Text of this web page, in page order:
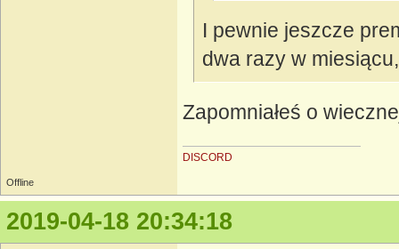
I pewnie jeszcze
dwa razy w
Zapomniałeś o
DISCORD
Offline
2019-04-18 20:34:18